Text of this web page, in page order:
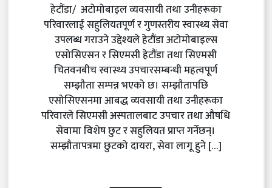
हेटौंडा/ अटोमोबाइल व्यवसायी तथा उनीहरूका
परिवारलाई सहुलियतपूर्ण र गुणस्तरीय स्वास्थ्य सेवा
उपलब्ध गराउने उद्देश्यले हेटौंडा अटोमोबाइल्स
एसोसिएसन र सिएमसी हेटौंडा तथा सिएमसी
चितवनबीच स्वास्थ्य उपचारसम्बन्धी महत्वपूर्ण
सम्झौता सम्पन्न भएको छ। सम्झौतापछि
एसोसिएसनमा आबद्ध व्यवसायी तथा उनीहरूका
परिवारले सिएमसी अस्पतालबाट उपचार तथा औषधि
सेवामा विशेष छुट र सहुलियत प्राप्त गर्नेछन्।
सम्झौतापत्रमा छुटको दायरा, सेवा लागू हुने […]